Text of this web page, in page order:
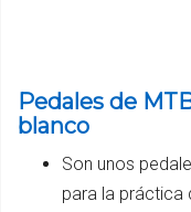
Pedales de
blanco
Son unos
para la práctica